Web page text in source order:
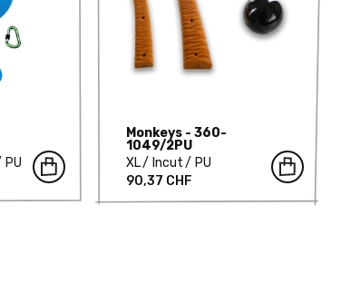
PU
Monkeys - 360-
1049/2PU
XL
Incut
PU
90,37 CHF